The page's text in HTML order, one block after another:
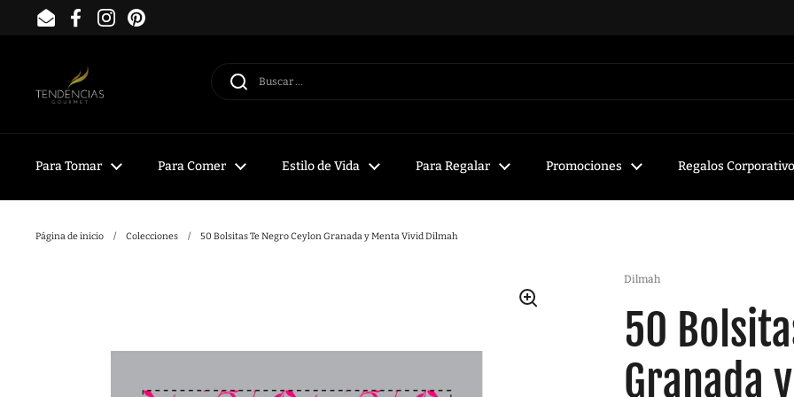
Ir al contenido
EmailFacebookInstagramPinterest
Para Tomar Para Comer Estilo de Vida Para Regalar Promociones Regalos
Página de inicio / Colecciones / 50 Bolsitas Te Negro Ceylon Granada y Menta Vivid Dilmah
Dilmah
50
Granada